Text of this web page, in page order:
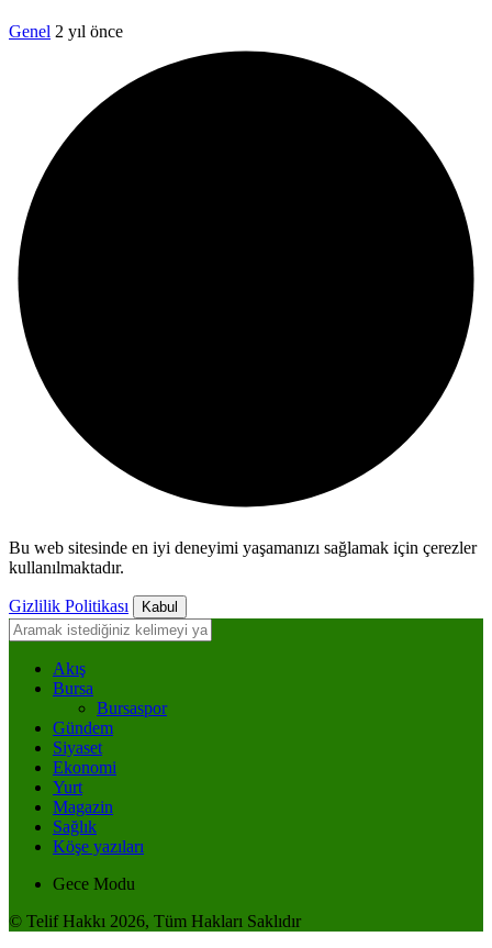
Genel 2 yıl önce
Bu web sitesinde en iyi deneyimi yaşamanızı sağlamak için çerezler
kullanılmaktadır.
Gizlilik Politikası Kabul
Akış
Bursa
Bursaspor
Gündem
Siyaset
Ekonomi
Yurt
Magazin
Sağlık
Köşe yazıları
Gece Modu
© Telif Hakkı 2026, Tüm Hakları Saklıdır